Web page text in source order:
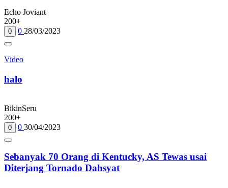
Echo Joviant
200+
0 0 28/03/2023
Video
halo
BikinSeru
200+
0 0 30/04/2023
Sebanyak 70 Orang di Kentucky, AS Tewas usai
Diterjang Tornado Dahsyat